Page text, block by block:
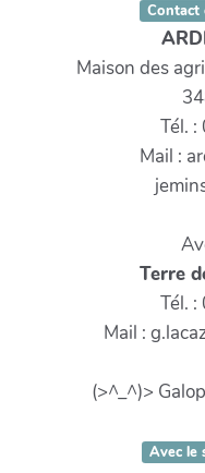
Contact
Maison des
Tél.
Mail :
Terre
Tél.
Mail :
(>^_^)>
Avec le